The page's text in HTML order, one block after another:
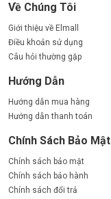
Về Chúng Tôi
Giới thiệu về Elmall
Điều khoản sử dụng
Câu hỏi thường gặp
Hướng Dẫn
Hướng dẫn mua hàng
Hướng dẫn thanh toán
Chính Sách Bảo Mật
Chính sách bảo mật
Chính sách bảo hành
Chính sách đổi trả